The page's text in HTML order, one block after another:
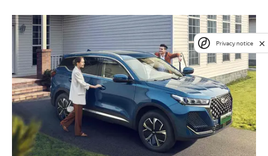
Privacy notice